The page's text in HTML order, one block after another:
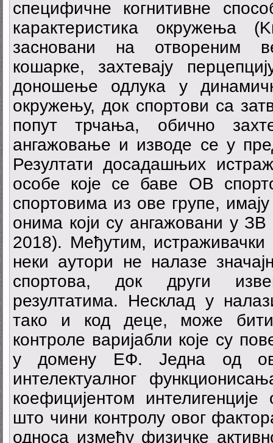
специфичне когнитивне
карактеристика окружења
засновани на отвореним
кошарке, захтевају
доношење одлука у
окружењу, док спортови са
попут трчања, обично
ангажовање и изводе се у
Резултати досадашњих
особе које се баве ОВ
спортовима из ове групе,
онима који су ангажовани у
2018). Међутим,
неки аутори не налазе
спортова, док други
резултатима. Несклад у
тако и код деце, може
контроле варијабли које су
у домену ЕФ. Једна од
интелектуалног
коефицијентом
што чини контролу овог
односа између физичке